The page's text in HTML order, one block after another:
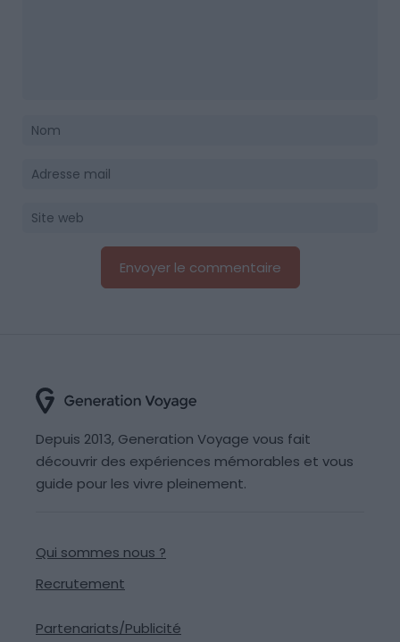
Depuis 2013, Generation Voyage vous fait
découvrir des expériences mémorables et vous
guide pour les vivre pleinement.
Qui sommes nous ?
Recrutement
Partenariats/Publicité